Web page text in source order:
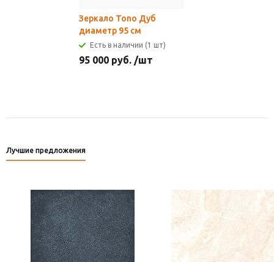
Зеркало Tono Дуб
диаметр 95 см
Есть в наличии (1 шт)
95 000 руб. /шт
Лучшие предложения